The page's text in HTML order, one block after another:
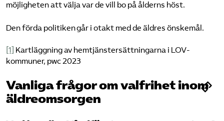
möjligheten att välja var de vill bo på ålderns höst.
Den förda politiken går i otakt med de äldres önskemål.
[1] Kartläggning av hemtjänstersättningarna i LOV-
kommuner, pwc 2023
Vanliga frågor om valfrihet inom
äldreomsorgen